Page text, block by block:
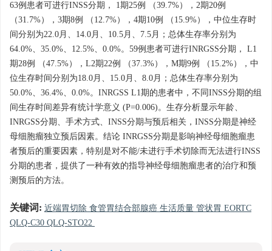
63例患者可进行INSS分期， 1期25例 （39.7%），2期20例
（31.7%），3期8例 （12.7%），4期10例 （15.9%），中位生存时
间分别为22.0月、14.0月、10.5月、7.5月；总体生存率分别为
64.0%、35.0%、12.5%、0.0%。59例患者可进行INRGSS分期， L1
期28例 （47.5%），L2期22例 （37.3%），M期9例 （15.2%），中
位生存时间分别为18.0月、15.0月、8.0月；总体生存率分别为
50.0%、36.4%、0.0%。INRGSS L1期的患者中，不同INSS分期的组
间生存时间差异有统计学意义 (P=0.006)。生存分析显示年龄、
INRGSS分期、手术方式、INSS分期与预后相关，INSS分期是神经
母细胞瘤独立预后因素。结论 INRGSS分期是影响神经母细胞瘤患
者预后的重要因素，特别是对不能/未进行手术切除而无法进行INSS
分期的患者，提供了一种有效的指导神经母细胞瘤患者的治疗和预
测预后的方法。
关键词: 近端胃切除 食管胃结合部腺癌 生活质量 管状胃 EORTC
QLQ-C30 QLQ-STO22